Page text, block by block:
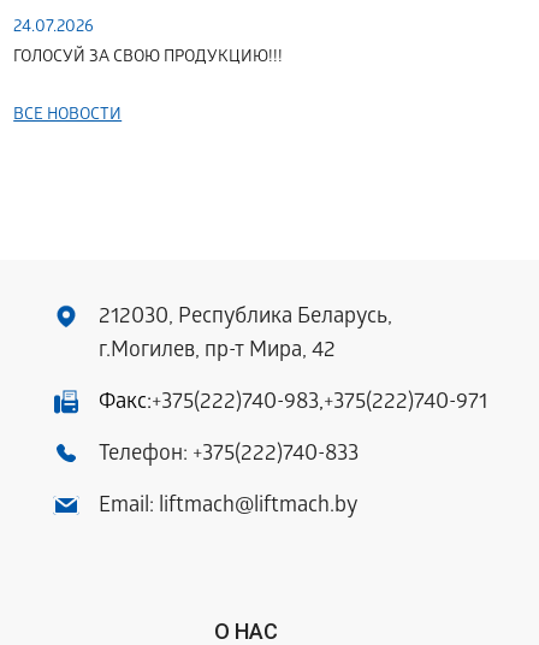
24.07.2026
ГОЛОСУЙ ЗА СВОЮ ПРОДУКЦИЮ!!!
ВСЕ НОВОСТИ
212030, Республика Беларусь,
г.Могилев, пр-т Мира, 42
Факс:+375(222)740-983,+375(222)740-971
Телефон: +375(222)740-833
Email: liftmach@liftmach.by
О НАС